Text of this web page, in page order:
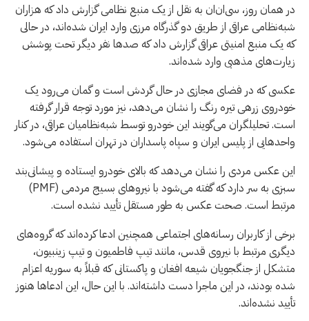
در همان روز، سی‌ان‌ان به نقل از یک منبع نظامی گزارش داد که هزاران
شبه‌نظامی عراقی از طریق دو گذرگاه مرزی وارد ایران شده‌اند، در حالی
که یک منبع امنیتی عراقی گزارش داد که صدها نفر دیگر تحت پوشش
زیارت‌های مذهبی وارد شده‌اند.
عکسی که در فضای مجازی در حال گردش است و گمان می‌رود یک
خودروی زرهی تیره رنگ را نشان می‌دهد، نیز مورد توجه قرار گرفته
است. تحلیلگران می‌گویند این خودرو توسط شبه‌نظامیان عراقی، در کنار
واحدهایی از پلیس ایران و سپاه پاسداران در تهران استفاده می‌شود.
این عکس مردی را نشان می‌دهد که بالای خودرو ایستاده و پیشانی‌بند
سبزی به سر دارد که گفته می‌شود با نیروهای بسیج مردمی (PMF)
مرتبط است. صحت عکس به طور مستقل تأیید نشده است.
برخی از کاربران رسانه‌های اجتماعی همچنین ادعا کرده‌اند که گروه‌های
دیگری مرتبط با نیروی قدس، مانند تیپ فاطمیون و تیپ زینبیون،
متشکل از جنگجویان شیعه افغان و پاکستانی که قبلاً به سوریه اعزام
شده بودند، در این ماجرا دست داشته‌اند. با این حال، این ادعاها هنوز
تأیید نشده‌اند.